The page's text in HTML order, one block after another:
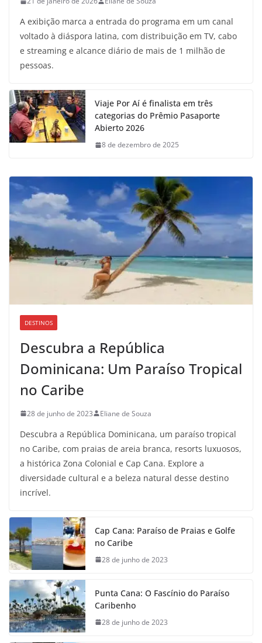
A exibição marca a entrada do programa em um canal
voltado à diáspora latina, com distribuição em TV, cabo
e streaming e alcance diário de mais de 1 milhão de
pessoas.
Viaje Por Aí é finalista em três
categorias do Prêmio Pasaporte
Abierto 2026
8 de dezembro de 2025
DESTINOS
Descubra a República
Dominicana: Um Paraíso Tropical
no Caribe
28 de junho de 2023 Eliane de Souza
Descubra a República Dominicana, um paraíso tropical
no Caribe, com praias de areia branca, resorts luxuosos,
a histórica Zona Colonial e Cap Cana. Explore a
diversidade cultural e a beleza natural desse destino
incrível.
Cap Cana: Paraíso de Praias e Golfe
no Caribe
28 de junho de 2023
Punta Cana: O Fascínio do Paraíso
Caribenho
28 de junho de 2023